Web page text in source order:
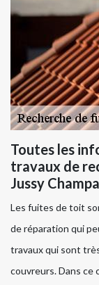
Toutes les
travaux de
Jussy
Les fuites de toit
de réparation qui
travaux qui sont
couvreurs. Dans ce